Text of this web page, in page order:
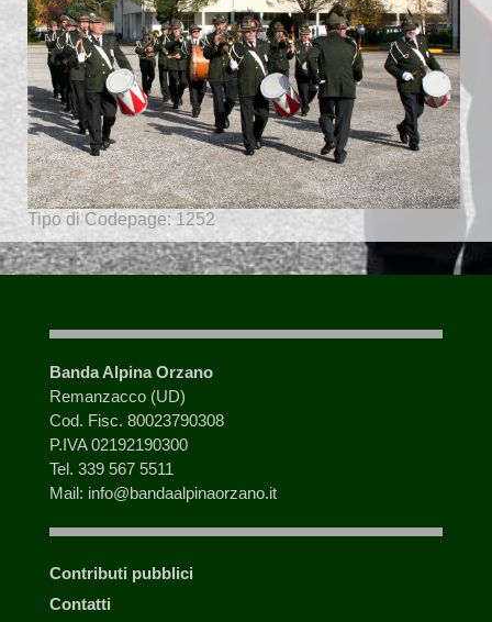
Tipo di Codepage: 1252
Banda Alpina Orzano
Remanzacco (UD)
Cod. Fisc. 80023790308
P.IVA 02192190300
Tel. 339 567 5511
Mail: info@bandaalpinaorzano.it
Contributi pubblici
Contatti